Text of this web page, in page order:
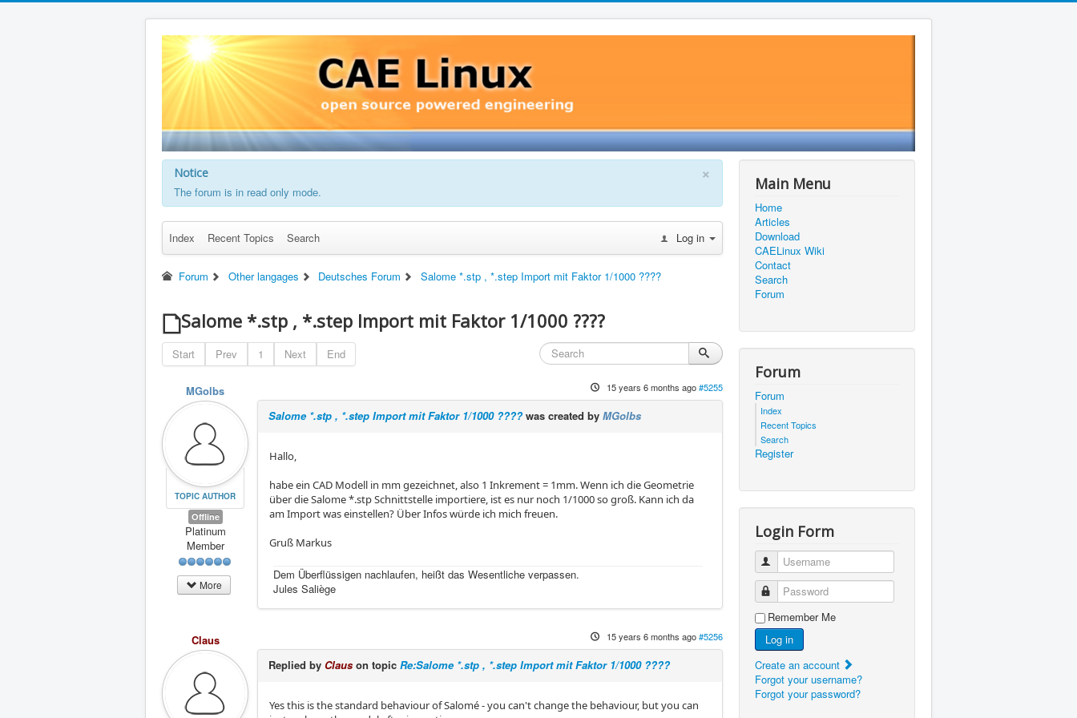
×
Notice
The forum is in read only mode.
Index Recent Topics Search Log in
Forum Other langages Deutsches Forum Salome *.stp , *.step Import mit Faktor 1/1000 ????
Salome *.stp , *.step Import mit Faktor 1/1000 ????
Start Prev 1 Next End
MGolbs
TOPIC AUTHOR
Offline
Platinum
Member
More
15 years 6 months ago#5255
Salome *.stp , *.step Import mit Faktor 1/1000 ???? was created byMGolbs
Hallo,
habe ein CAD Modell in mm gezeichnet, also 1 Inkrement = 1mm. Wenn ich die Geometrie
über die Salome *.stp Schnittstelle importiere, ist es nur noch 1/1000 so groß. Kann ich da
am Import was einstellen? Über Infos würde ich mich freuen.
Gruß Markus
Dem Überflüssigen nachlaufen, heißt das Wesentliche verpassen.
Jules Saliège
Claus 15 years 6 months ago#5256
Replied by Claus on topicRe:Salome *.stp , *.step Import mit Faktor 1/1000 ????
Yes this is the standard behaviour of Salomé - you can't change the behaviour, but you can
Main Menu
Home
Articles
Download
CAELinux Wiki
Contact
Search
Forum
Forum
Forum
Index
Recent Topics
Search
Register
Login Form
Username
Password
Remember Me
Log in
Create an account
Forgot your username?
Forgot your password?